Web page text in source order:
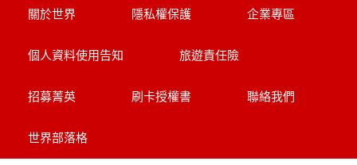
本網站在您使用服務信箱、問卷調查等互動性功能時，會保留
設備的 IP 位址、使用時間、使用的瀏覽器、瀏覽及點選資料記
用，決不對外公布。
為提供精確的服務，我們會將收集的問卷調查內容進行統計與
外，我們會視需要公佈統計數據及說明文字，但不涉及特定個
關於世界 隱私權保護 企業專區
個人資料使用告知 旅遊責任險
招募菁英 刷卡授權書 聯絡我們
世界部落格